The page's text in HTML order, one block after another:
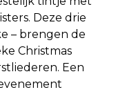
Deze drie
– brengen de
Christmas
Een